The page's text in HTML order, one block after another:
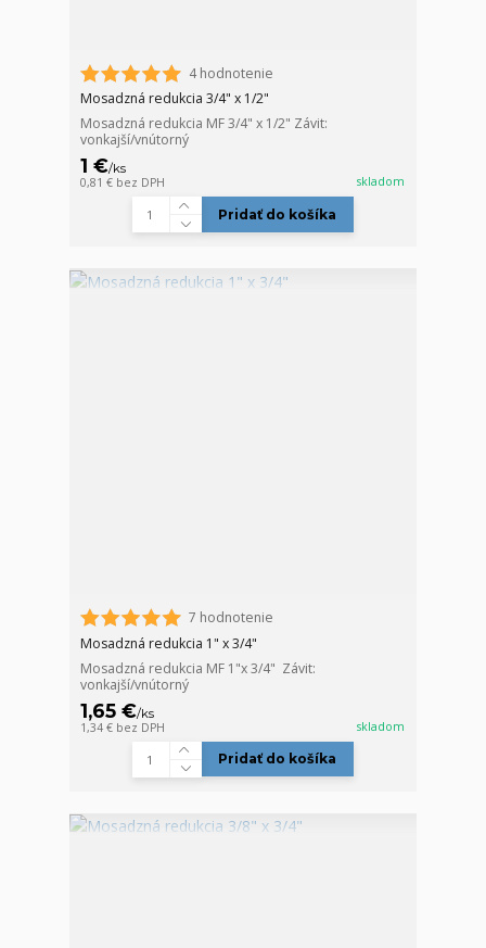
4 hodnotenie
Mosadzná redukcia 3/4" x 1/2"
Mosadzná redukcia MF 3/4" x 1/2" Závit:
vonkajší/vnútorný
1 €/ks
0,81 € bez DPH skladom
Pridať do košíka
7 hodnotenie
Mosadzná redukcia 1" x 3/4"
Mosadzná redukcia MF 1"x 3/4" Závit:
vonkajší/vnútorný
1,65 €/ks
1,34 € bez DPH skladom
Pridať do košíka